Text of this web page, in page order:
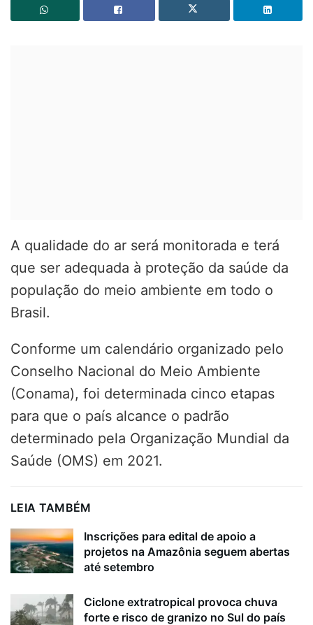
A qualidade do ar será monitorada e terá
que ser adequada à proteção da saúde da
população do meio ambiente em todo o
Brasil.
Conforme um calendário organizado pelo
Conselho Nacional do Meio Ambiente
(Conama), foi determinada cinco etapas
para que o país alcance o padrão
determinado pela Organização Mundial da
Saúde (OMS) em 2021.
LEIA TAMBÉM
Inscrições para edital de apoio a
projetos na Amazônia seguem abertas
até setembro
Ciclone extratropical provoca chuva
forte e risco de granizo no Sul do país